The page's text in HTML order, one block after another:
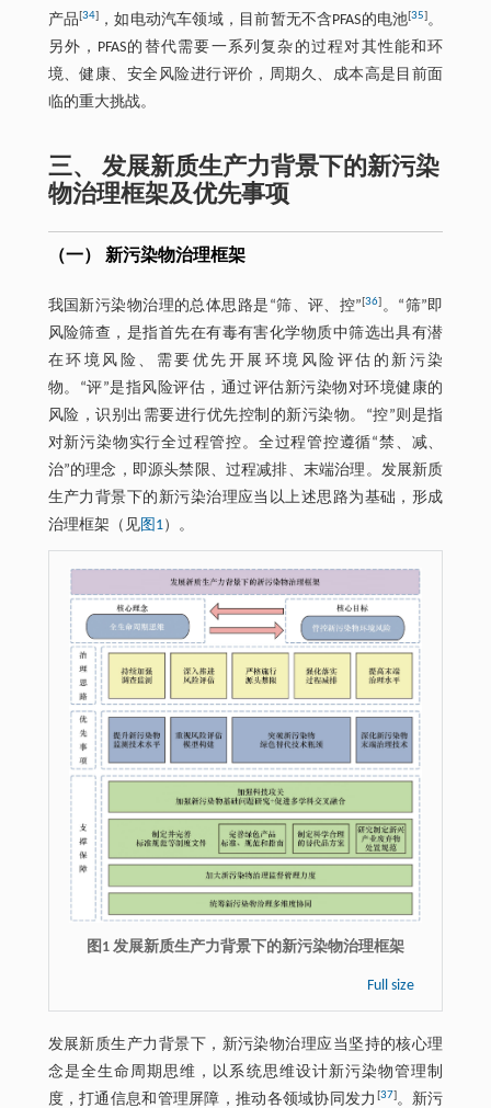
产品[34] ，如电动汽车领域，目前暂无不含PFAS的电池[35]。
另外，PFAS的替代需要一系列复杂的过程对其性能和环
境、健康、安全风险进行评价，周期久、成本高是目前面
临的重大挑战。
三、 发展新质生产力背景下的新污染
物治理框架及优先事项
（一） 新污染物治理框架
我国新污染物治理的总体思路是“筛、评、控”[36] 。“筛”即
风险筛查，是指首先在有毒有害化学物质中筛选出具有潜
在环境风险、需要优先开展环境风险评估的新污染
物。“评”是指风险评估，通过评估新污染物对环境健康的
风险，识别出需要进行优先控制的新污染物。“控”则是指
对新污染物实行全过程管控。全过程管控遵循“禁、减、
治”的理念，即源头禁限、过程减排、末端治理。发展新质
生产力背景下的新污染治理应当以上述思路为基础，形成
治理框架（见图1）。
图1 发展新质生产力背景下的新污染物治理框架
Full size
发展新质生产力背景下，新污染物治理应当坚持的核心理
念是全生命周期思维，以系统思维设计新污染物管理制
度，打通信息和管理屏障，推动各领域协同发力 [37]。新污